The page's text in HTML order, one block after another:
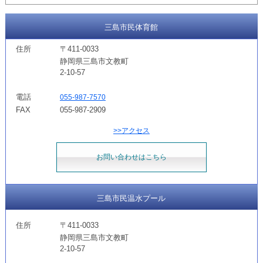
三島市民体育館
住所
〒411-0033
静岡県三島市文教町
2-10-57
電話 055-987-7570
FAX 055-987-2909
>>アクセス
お問い合わせはこちら
三島市民温水プール
住所
〒411-0033
静岡県三島市文教町
2-10-57